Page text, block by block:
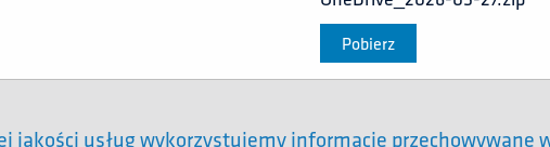
Pobierz
jakości usług wykorzystujemy informacje